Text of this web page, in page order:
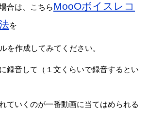
合は、こちらMooOボイスレコ
を
を作成してみてください。
録音して（１文くらいで録音するとい
ていくのが一番動画に当てはめられる